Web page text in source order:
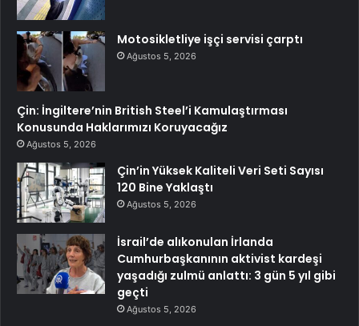
Motosikletliye işçi servisi çarptı
Ağustos 5, 2026
Çin: İngiltere’nin British Steel’i Kamulaştırması
Konusunda Haklarımızı Koruyacağız
Ağustos 5, 2026
Çin’in Yüksek Kaliteli Veri Seti Sayısı
120 Bine Yaklaştı
Ağustos 5, 2026
İsrail’de alıkonulan İrlanda
Cumhurbaşkanının aktivist kardeşi
yaşadığı zulmü anlattı: 3 gün 5 yıl gibi
geçti
Ağustos 5, 2026